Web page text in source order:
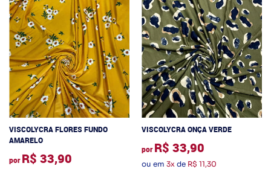
VISCOLYCRA FLORES FUNDO
AMARELO
por R$ 33,90
VISCOLYCRA ONÇA VERDE
por R$ 33,90
ou em 3x de R$ 11,30